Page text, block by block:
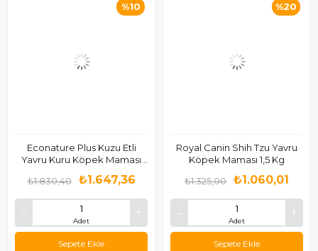
Econature Plus Kuzu Etli
Yavru Kuru Köpek Maması
Adet
₺1.647,36
₺1.830,40
Sepete Ekle
%10
Royal Canin Shih Tzu Yavru
Köpek Maması 1,5 Kg
Adet
₺1.060,01
₺1.325,00
Sepete Ekle
%20